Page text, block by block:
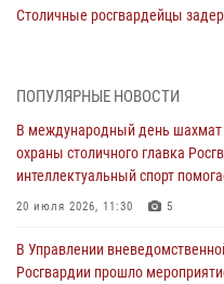
Столичные росгвардейцы
футбольного матча Кубка
05 августа 2026, 12:35
Делегация МВД Республики
04 августа 2026, 18:16
ПОПУЛЯРНЫЕ НОВОСТИ
В международный день шахмат
охраны столичного главка
интеллектуальный спорт
20 июля 2026, 11:30 5
В Управлении
Росгвардии прошло